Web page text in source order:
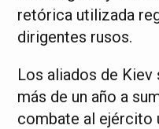
retórica utilizada
dirigentes rusos.
Los aliados de Kiev
más de un año a
combate al ejército